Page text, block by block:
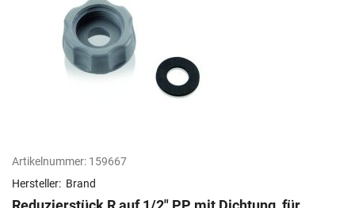
Artikelnummer: 159667
Hersteller: Brand